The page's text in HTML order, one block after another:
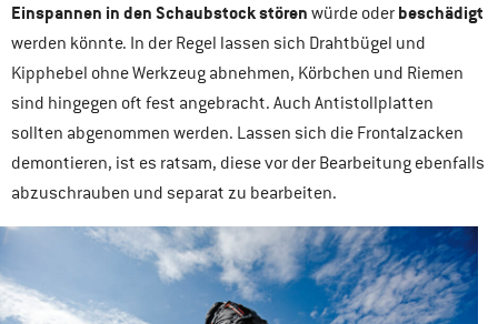
Einspannen in den Schaubstock stören würde oder beschädigt
werden könnte. In der Regel lassen sich Drahtbügel und
Kipphebel ohne Werkzeug abnehmen, Körbchen und Riemen
sind hingegen oft fest angebracht. Auch Antistollplatten
sollten abgenommen werden. Lassen sich die Frontalzacken
demontieren, ist es ratsam, diese vor der Bearbeitung ebenfalls
abzuschrauben und separat zu bearbeiten.